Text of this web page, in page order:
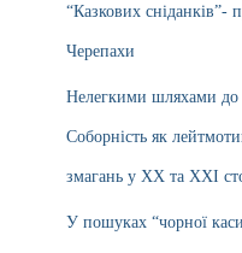
“Казкових сніданків”-
Черепахи
Нелегкими шляхами до
Соборність як
змагань у ХХ та ХХІ
У пошуках “чорної